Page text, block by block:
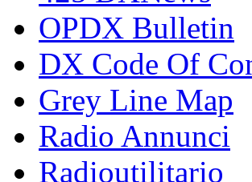
OPDX Bulletin
DX Code Of
Grey Line Map
Radio Annunci
Radioutilitario